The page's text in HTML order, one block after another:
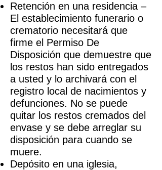
Retención en una residencia –
El establecimiento funerario o
crematorio necesitará que
firme el Permiso De
Disposición que demuestre que
los restos han sido entregados
a usted y lo archivará con el
registro local de nacimientos y
defunciones. No se puede
quitar los restos cremados del
envase y se debe arreglar su
disposición para cuando se
muere.
Depósito en una iglesia,